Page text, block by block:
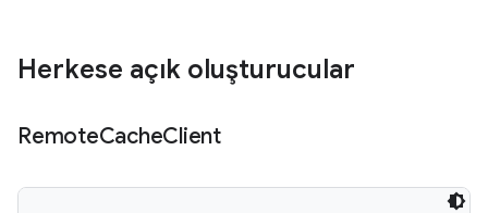
Herkese açık oluşturucular
RemoteCacheClient